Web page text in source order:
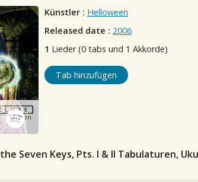
Künstler : Helloween
Released date : 2006
1 Lieder (0 tabs und 1 Akkorde)
Tab hinzufügen
Seven Keys, Pts. I & II Tabulaturen,